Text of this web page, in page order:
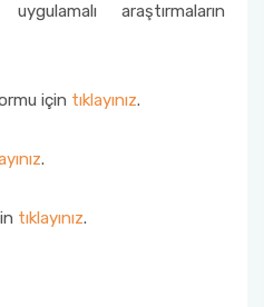
araştırmaların
için tıklayınız.
.
tıklayınız.